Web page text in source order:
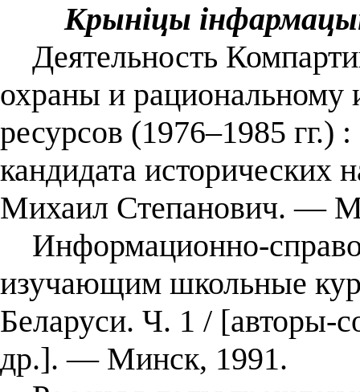
Крыніцы
Деятельность
охраны и рациональному
ресурсов (1976–1985 гг.)
кандидата исторических
Михаил Степанович. —
Информационно-
изучающим школьные
Беларуси. Ч. 1 / [авторы-
др.]. — Минск, 1991.